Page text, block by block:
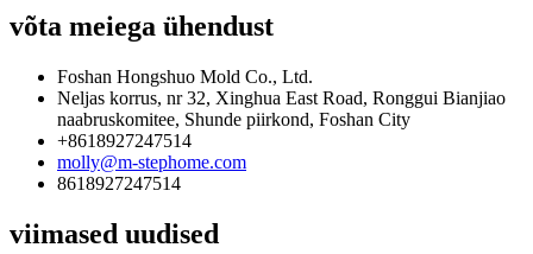
võta meiega ühendust
Foshan Hongshuo Mold Co., Ltd.
Neljas korrus, nr 32, Xinghua East Road, Ronggui Bianjiao
naabruskomitee, Shunde piirkond, Foshan City
+8618927247514
molly@m-stephome.com
8618927247514
viimased uudised